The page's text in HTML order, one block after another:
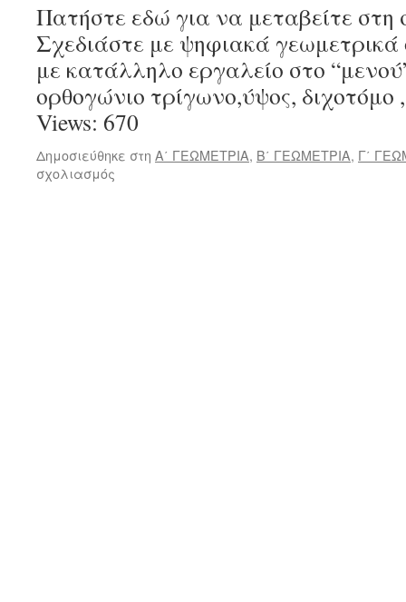
Πατήστε εδώ για να μεταβείτε στη
Σχεδιάστε με ψηφιακά
με κατάλληλο εργαλείο στο
ορθογώνιο τρίγωνο,ύψος, διχοτόμο
Views: 670
Δημοσιεύθηκε στη Α΄ ΓΕΩΜΕΤΡΙΑ, Β΄ ΓΕΩΜΕΤΡΙΑ, Γ΄
σχολιασμός